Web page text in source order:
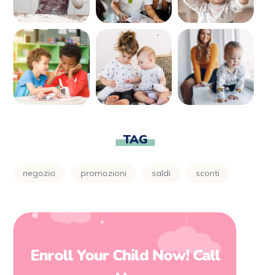
TAG
negozio promozioni saldi sconti
Enroll Your Child Now! Call